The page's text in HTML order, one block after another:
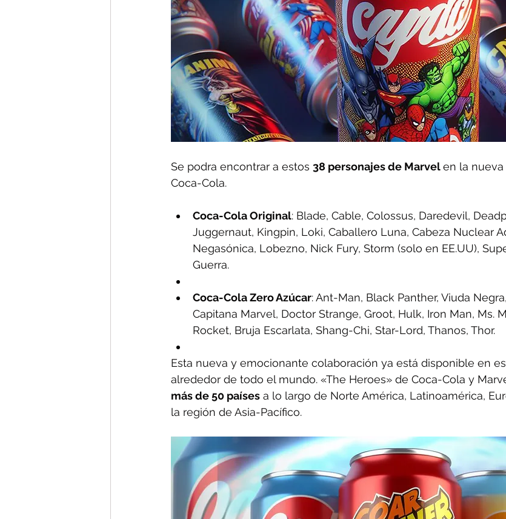
Se podra encontrar a estos 38 personajes de Marvel en la
Coca-Cola.
Coca-Cola Original: Blade, Cable, Colossus, Daredevil,
Juggernaut, Kingpin, Loki, Caballero Luna, Cabeza Nuclear
Negasónica, Lobezno, Nick Fury, Storm (solo en EE.UU),
Guerra.
Coca-Cola Zero Azúcar: Ant-Man, Black Panther, Viuda
Capitana Marvel, Doctor Strange, Groot, Hulk, Iron Man, Ms.
Rocket, Bruja Escarlata, Shang-Chi, Star-Lord, Thanos, Thor.
Esta nueva y emocionante colaboración ya está disponible en
alrededor de todo el mundo. «The Heroes» de Coca-Cola y
más de 50 países a lo largo de Norte América, Latinoamérica,
la región de Asia-Pacífico.